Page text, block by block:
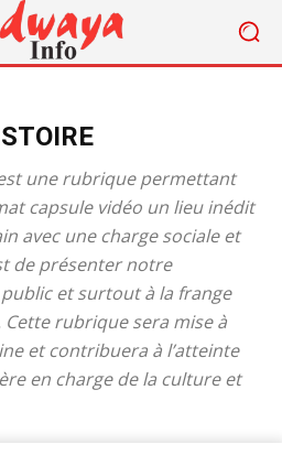
une rubrique permettant
capsule vidéo un lieu inédit
avec une charge sociale et
de présenter notre
et surtout à la frange
rubrique sera mise à
et contribuera à l’atteinte
en charge de la culture et